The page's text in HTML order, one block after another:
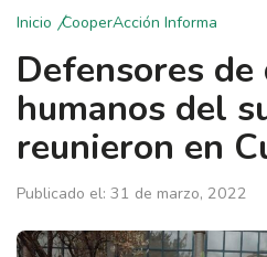
Inicio CooperAcción Informa
Defensores de
humanos del
reunieron en
Publicado el: 31 de marzo, 2022